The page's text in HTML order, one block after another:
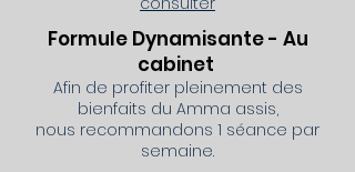
Formule Dynamisante - Au
cabinet
Afin de profiter pleinement des
bienfaits du Amma assis,
nous recommandons 1 séance par
semaine.